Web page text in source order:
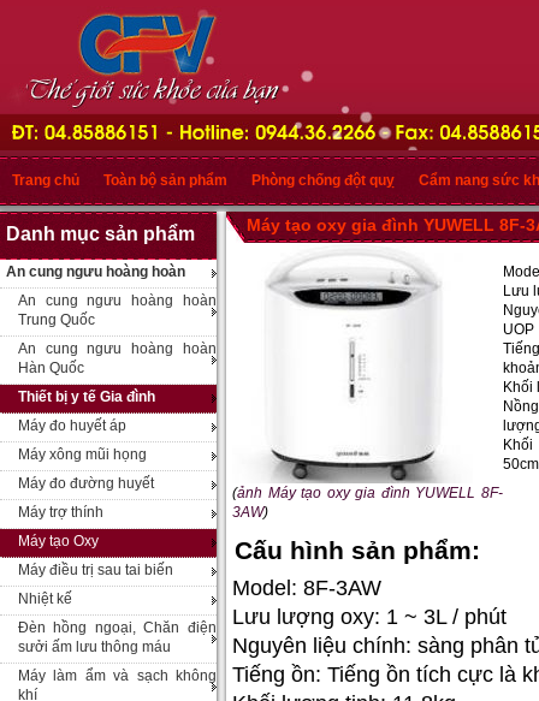
Trang chủ Toàn bộ sản phẩm Phòng chống đột quỵ Cẩm nang sức
Danh mục sản phẩm
An cung ngưu hoàng hoàn
An cung ngưu hoàng hoàn
Trung Quốc
An cung ngưu hoàng hoàn
Hàn Quốc
Thiết bị y tế Gia đình
Máy đo huyết áp
Máy xông mũi họng
Máy đo đường huyết
Máy trợ thính
Máy tạo Oxy
Máy điều trị sau tai biến
Nhiệt kế
Đèn hồng ngoại, Chăn điện
sưởi ấm lưu thông máu
Máy làm ẩm và sạch không
khí
Máy tạo oxy gia đình YUWELL 8F-
(ảnh Máy tạo oxy gia đình YUWELL 8F-
3AW)
Lưu
UOP
Khối
50cm
Cấu hình sản phẩm:
Model: 8F-3AW
Lưu lượng oxy: 1 ~ 3L / phút
Nguyên liệu chính: sàng phân
Tiếng ồn: Tiếng ồn tích cực là